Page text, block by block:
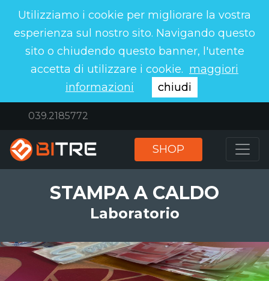
Utilizziamo i cookie per migliorare la vostra
esperienza sul nostro sito. Navigando questo
sito o chiudendo questo banner, l'utente
accetta di utilizzare i cookie. maggiori
informazioni
chiudi
039.2185772
SHOP
STAMPA A CALDO
Laboratorio